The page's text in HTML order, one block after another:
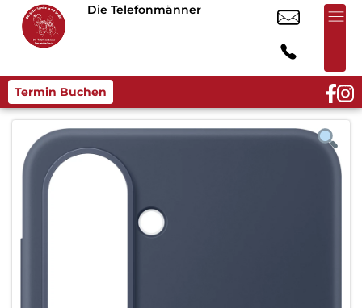
Die Telefonmänner
Termin Buchen